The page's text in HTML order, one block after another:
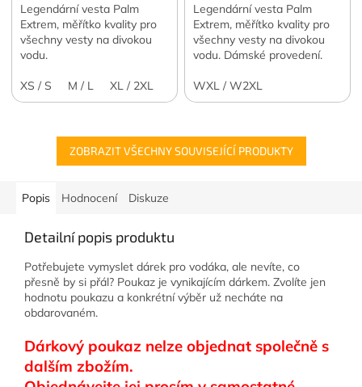
Legendární vesta Palm
Extrem, měřítko kvality pro
všechny vesty na divokou
vodu.
XS / S M / L XL / 2XL
Legendární vesta Palm
Extrem, měřítko kvality pro
všechny vesty na divokou
vodu. Dámské provedení.
WXL / W2XL
ZOBRAZIT VŠECHNY SOUVISEJÍCÍ PRODUKTY
Popis Hodnocení Diskuze
Detailní popis produktu
Potřebujete vymyslet dárek pro vodáka, ale nevíte, co
přesně by si přál? Poukaz je vynikajícím dárkem. Zvolíte jen
hodnotu poukazu a konkrétní výběr už necháte na
obdarovaném.
Dárkový poukaz nelze objednat společně s
dalším zbožím.